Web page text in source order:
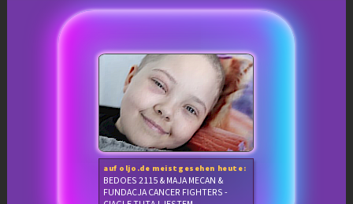
auf oljo.de meistgesehen heute:
BEDOES 2115 & MAJA MECAN &
FUNDACJA CANCER FIGHTERS -